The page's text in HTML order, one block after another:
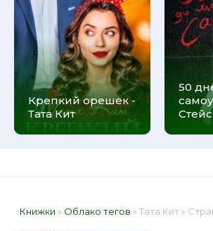
Крепкий орешек -
Тата Кит
50
Книжки » Облако тегов » Тата Кит »